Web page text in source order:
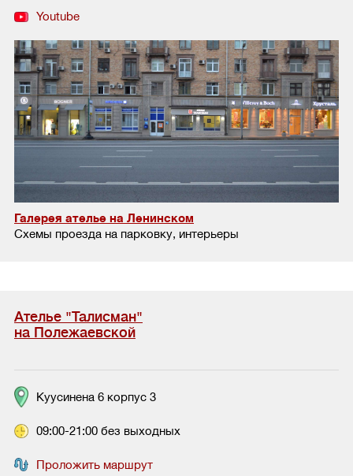
Youtube
Галерея ателье на Ленинском
Схемы проезда на парковку, интерьеры
Ателье "Талисман"
на Полежаевской
Куусинена 6 корпус 3
09:00-21:00 без выходных
Проложить маршрут